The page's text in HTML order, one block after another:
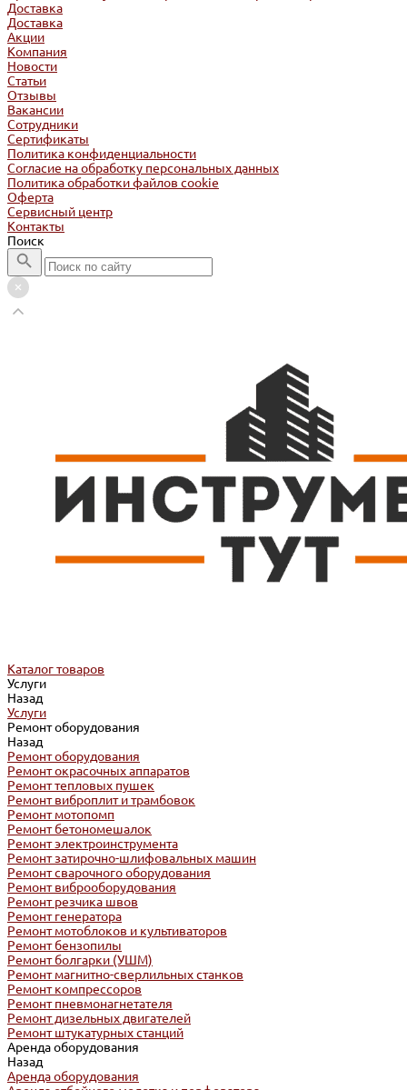
Доставка
Доставка
Акции
Компания
Новости
Статьи
Отзывы
Вакансии
Сотрудники
Сертификаты
Политика конфиденциальности
Согласие на обработку персональных данных
Политика обработки файлов cookie
Оферта
Сервисный центр
Контакты
Поиск
Каталог товаров
Услуги
Назад
Услуги
Ремонт оборудования
Назад
Ремонт оборудования
Ремонт окрасочных аппаратов
Ремонт тепловых пушек
Ремонт виброплит и трамбовок
Ремонт мотопомп
Ремонт бетономешалок
Ремонт электроинструмента
Ремонт затирочно-шлифовальных машин
Ремонт сварочного оборудования
Ремонт виброоборудования
Ремонт резчика швов
Ремонт генератора
Ремонт мотоблоков и культиваторов
Ремонт бензопилы
Ремонт болгарки (УШМ)
Ремонт магнитно-сверлильных станков
Ремонт компрессоров
Ремонт пневмонагнетателя
Ремонт дизельных двигателей
Ремонт штукатурных станций
Аренда оборудования
Назад
Аренда оборудования